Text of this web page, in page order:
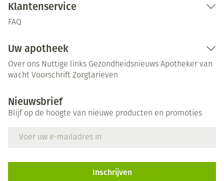
Klantenservice
FAQ
Uw apotheek
Over ons Nuttige links Gezondheidsnieuws Apotheker van
wacht Voorschrift Zorgtarieven
Nieuwsbrief
Blijf op de hoogte van nieuwe producten en promoties
Inschrijven